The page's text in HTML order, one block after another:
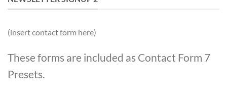
(insert contact form here)
These forms are included as Contact Form 7
Presets.